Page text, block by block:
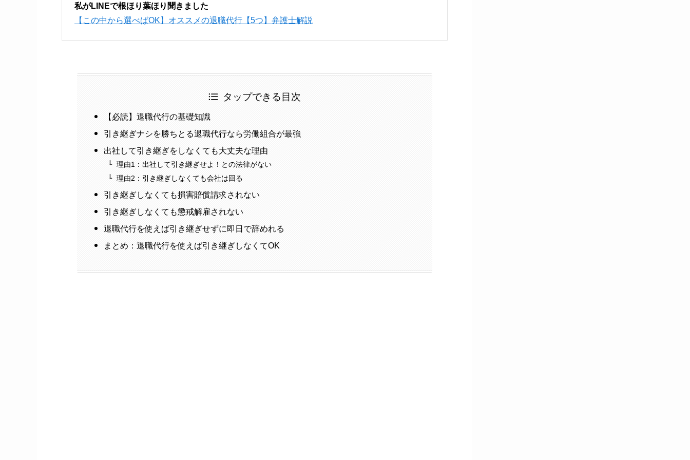
私がLINEで根ほり葉ほり聞きました
【この中から選べばOK】オススメの退職代行【5つ】弁護士解説
タップできる目次
【必読】退職代行の基礎知識
引き継ぎナシを勝ちとる退職代行なら労働組合が最強
出社して引き継ぎをしなくても大丈夫な理由
理由1：出社して引き継ぎせよ！との法律がない
理由2：引き継ぎしなくても会社は回る
引き継ぎしなくても損害賠償請求されない
引き継ぎしなくても懲戒解雇されない
退職代行を使えば引き継ぎせずに即日で辞めれる
まとめ：退職代行を使えば引き継ぎしなくてOK